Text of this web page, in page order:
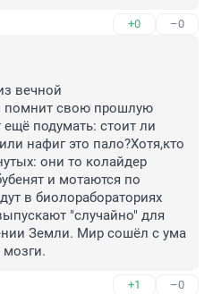
+0 –0
вечной
помнит свою прошлую
подумать: стоит ли
нафиг это пало?Хотя,кто
они то колайдер
и мотаются по
в биолорабораториях
"случайно" для
Земли. Мир сошёл с ума
мозги.
+1 –0